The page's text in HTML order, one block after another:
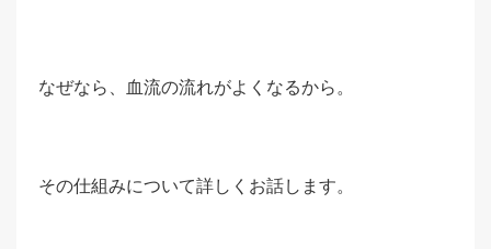
なぜなら、血流の流れがよくなるから。
その仕組みについて詳しくお話します。